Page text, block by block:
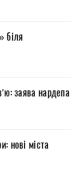
біля
заява нардепа
нові міста